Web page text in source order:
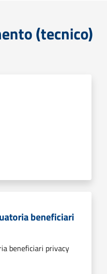
(tecnico)
beneficiari
beneficiari privacy